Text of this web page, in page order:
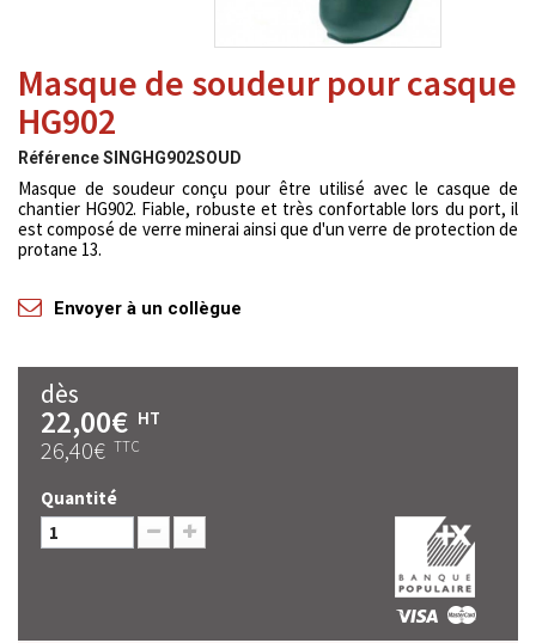
Masque de soudeur pour casque
HG902
RéférenceSINGHG902SOUD
Masque de soudeur conçu pour être utilisé avec le casque de
chantier HG902. Fiable, robuste et très confortable lors du port, il
est composé de verre minerai ainsi que d'un verre de protection de
protane 13.
Envoyer à un collègue
dès
22,00€ HT
26,40€ TTC
Quantité